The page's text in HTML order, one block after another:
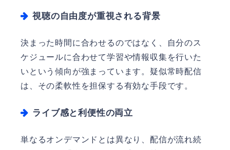
視聴の自由度が重視される背景
決まった時間に合わせるのではなく、自分のス
ケジュールに合わせて学習や情報収集を行いた
いという傾向が強まっています。疑似常時配信
は、その柔軟性を担保する有効な手段です。
ライブ感と利便性の両立
単なるオンデマンドとは異なり、配信が流れ続